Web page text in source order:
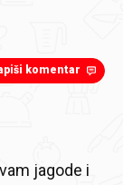
komentar
jagode i